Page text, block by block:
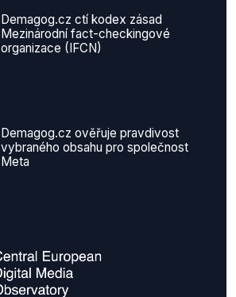
Demagog.cz ctí kodex zásad
Mezinárodní fact-checkingové
organizace (IFCN)
Demagog.cz ověřuje pravdivost
vybraného obsahu pro společnost
Meta